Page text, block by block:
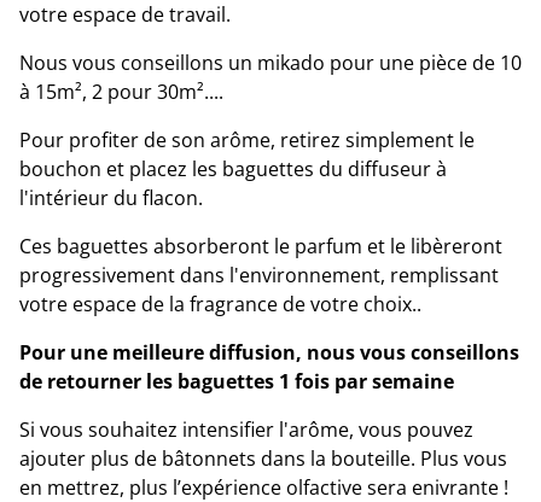
votre espace de travail.
Nous vous conseillons un mikado pour une pièce de 10
à 15m², 2 pour 30m²....
Pour profiter de son arôme, retirez simplement le
bouchon et placez les baguettes du diffuseur à
l'intérieur du flacon.
Ces baguettes absorberont le parfum et le libèreront
progressivement dans l'environnement, remplissant
votre espace de la fragrance de votre choix..
Pour une meilleure diffusion, nous vous conseillons
de retourner les baguettes 1 fois par semaine
Si vous souhaitez intensifier l'arôme, vous pouvez
ajouter plus de bâtonnets dans la bouteille. Plus vous
en mettrez, plus l’expérience olfactive sera enivrante !